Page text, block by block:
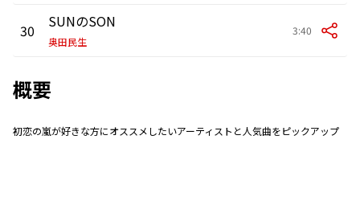
30 SUNのSON
奥田民生
3:40
概要
初恋の嵐が好きな方にオススメしたいアーティストと人気曲をピックアップ